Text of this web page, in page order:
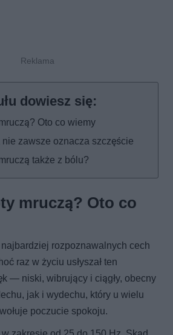
Oto co wiemy
nie zawsze oznacza szczęście
także z bólu?
mruczą? Oto co
rozpoznawalnych cech
raz w życiu usłyszał ten
— niski, wibrujący i ciągły, obecny
jak i wydechu, który u wielu
poczucie spokoju.